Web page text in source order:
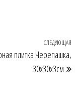
СЛЕДУЮЩАЯ
плитка Черепашка,
30х30х3см